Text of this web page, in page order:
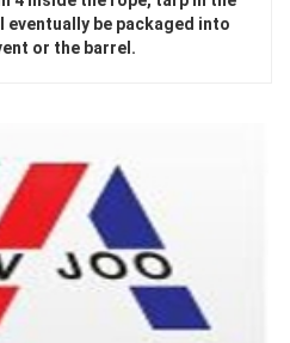
NÔNG SẢN
eventually be packaged into
or the barrel.